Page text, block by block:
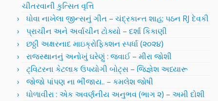
ચીતરવાની કુત્સિત વૃત્તિ
ધોવા નાખેલા જીન્સનું ગીત – ચંદ્રકાન્ત શાહ; પઠન RJ દેવકી
પ્રાચીન અને અર્વાચીન ટોક્યો – દર્શા કિકાણી
છઠ્ઠી અક્ષરનાદ માઇક્રોફિક્શન સ્પર્ધા (૨૦૨૪)
રાજસ્થાનનું અનોખું ઘરેણું : જવાઈ – મીરા જોશી
ટ્વિટરના કેટલાક ઉપયોગી બોટ્સ – જિજ્ઞેશ અધ્યારૂ
જોજો પાંપણ ના ભીંજાય.. – કમલેશ જોષી
ધોળાવીરા : એક અવર્ણનીય અનુભવ (ભાગ ૨) – અમી દોશી